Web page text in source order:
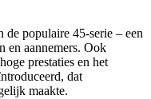
populaire 45-serie – een
en aannemers. Ook
prestaties en het
dat
maakte.